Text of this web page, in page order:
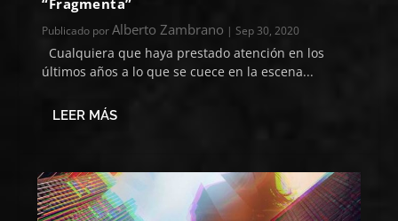
“Fragmenta”
Publicado porAlberto Zambrano |Sep 30, 2020
Cualquiera que haya prestado atención en los
últimos años a lo que se cuece en la escena...
LEER MÁS